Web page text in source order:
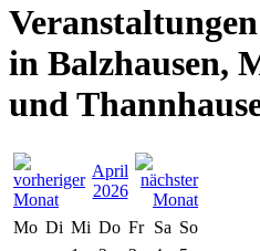
in Balzhausen,
und
April
2026
Mo Di Mi Do Fr Sa So